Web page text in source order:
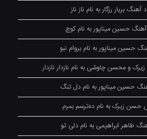
آهنگ بریار رزگار به نام ناز ناز
آهنگ حسین میناپور به نام کوچ
حسین میناپور به نام بروام نبو
و محسن چاوشی به نام نازدار نازدار
حسین میناپور به نام دل تنگ
حسن زیرک به نام دەترسم بمرم
طاهر ابراهیمی به نام دلی تو